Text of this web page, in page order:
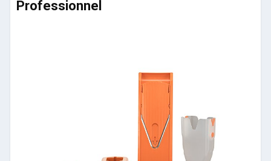
Professionnel